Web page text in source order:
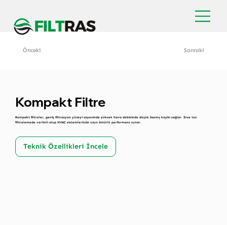
Önceki Sonraki
Kompakt Filtre
Kompakt filtreler, geniş filtrasyon yüzeyi sayesinde yüksek hava debisinde düşük basınç kaybı sağlar. İnce toz
filtrelemede verimli olup HVAC sistemlerinde uzun ömürlü performans sunar.
Teknik Özellikleri İncele